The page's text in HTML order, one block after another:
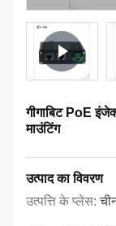
गीगाबिट PoE
माउंटिंग
उत्पाद का विवरण
उत्पत्ति के प्लेस: